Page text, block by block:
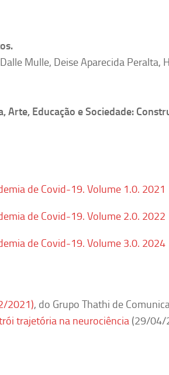
Mulle, Deise Aparecida Peralta,
Arte, Educação e Sociedade:
de Covid-19. Volume 1.0. 2021
de Covid-19. Volume 2.0. 2022
de Covid-19. Volume 3.0. 2024
2021), do Grupo Thathi de
trajetória na neurociência (29/04/